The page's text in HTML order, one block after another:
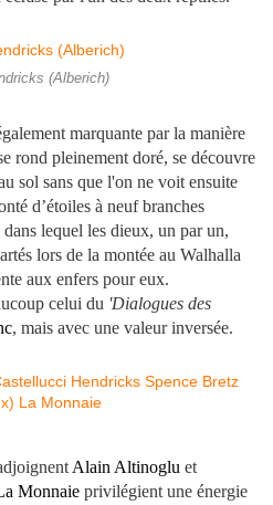
(Alberich)
marquante par la manière
rond pleinement doré, se découvre
sol sans que l'on ne voit ensuite
d’étoiles à neuf branches
lequel les dieux, un par un,
lors de la montée au Walhalla
aux enfers pour eux.
celui du 'Dialogues des
, mais avec une valeur inversée.
Alain Altinoglu et
Monnaie privilégient une énergie